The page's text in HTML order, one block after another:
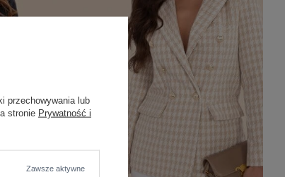
przechowywania lub
stronie Prywatność i
Zawsze aktywne